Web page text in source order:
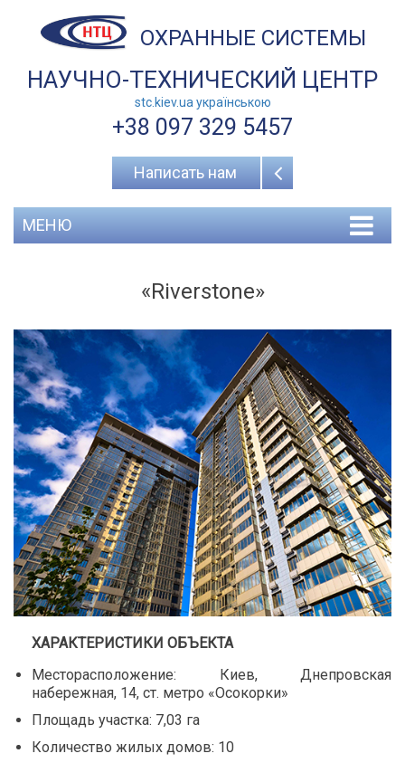
ОХРАННЫЕ СИСТЕМЫ
НАУЧНО-ТЕХНИЧЕСКИЙ ЦЕНТР
stc.kiev.ua українською
+38 097 329 5457
Написать нам
МЕНЮ
«Riverstone»
ХАРАКТЕРИСТИКИ ОБЪЕКТА
Месторасположение: Киев, Днепровская
набережная, 14, ст. метро «Осокорки»
Площадь участка: 7,03 га
Количество жилых домов: 10